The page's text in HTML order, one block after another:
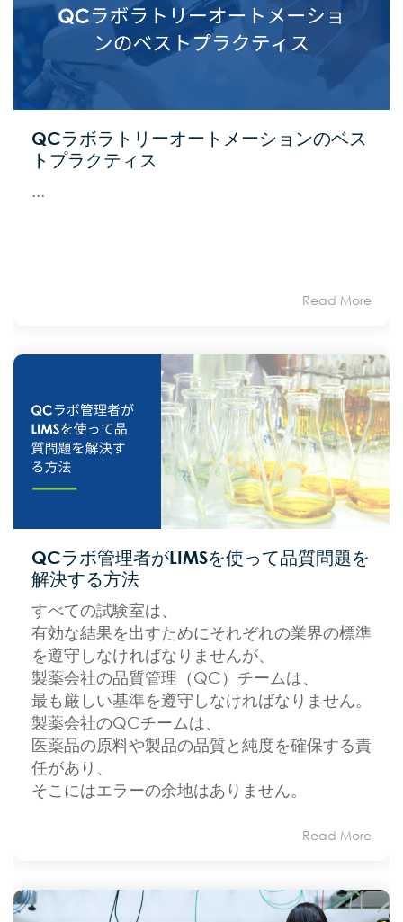
QCラボラトリーオートメーションのベス
トプラクティス
...
Read More
QCラボ管理者がLIMSを使って品質問題を
解決する方法
すべての試験室は、
有効な結果を出すためにそれぞれの業界の標準
を遵守しなければなりませんが、
製薬会社の品質管理（QC）チームは、
最も厳しい基準を遵守しなければなりません。
製薬会社のQCチームは、
医薬品の原料や製品の品質と純度を確保する責
任があり、
そこにはエラーの余地はありません。
Read More